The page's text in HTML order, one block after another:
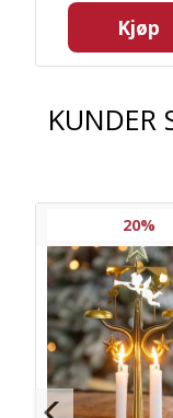
Kjøp
KUNDER
20%